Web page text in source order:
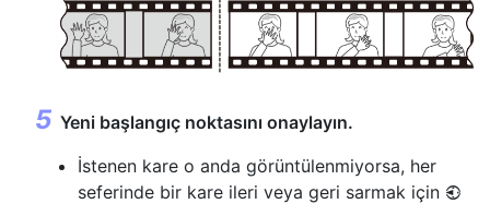
Yeni başlangıç noktasını onaylayın.
İstenen kare o anda görüntülenmiyorsa, her
seferinde bir kare ileri veya geri sarmak için 4